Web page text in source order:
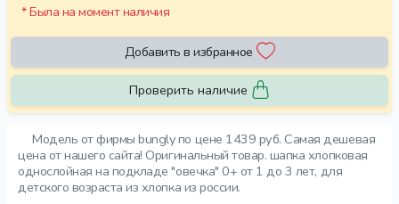
Модель от фирмы bungly по цене 1439 руб. Самая дешевая
цена от нашего сайта! Оригинальный товар. шапка хлопковая
однослойная на подкладе "овечка" 0+ от 1 до 3 лет, для
детского возраста из хлопка из россии.
* Была на момент наличия
Добавить в избранное
Проверить наличие